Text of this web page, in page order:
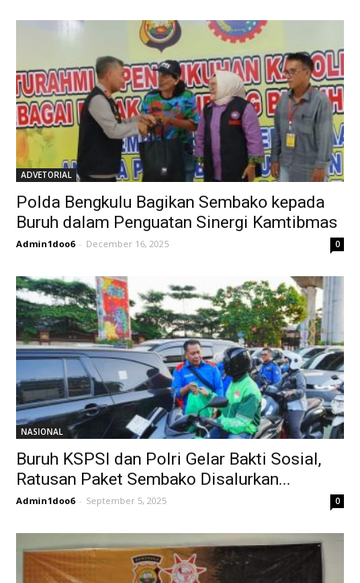
ADVETORIAL
Polda Bengkulu Bagikan Sembako kepada
Buruh dalam Penguatan Sinergi Kamtibmas
Admin1doo6 - December 16, 2025 0
NASIONAL
Buruh KSPSI dan Polri Gelar Bakti Sosial,
Ratusan Paket Sembako Disalurkan...
Admin1doo6 - September 5, 2025 0